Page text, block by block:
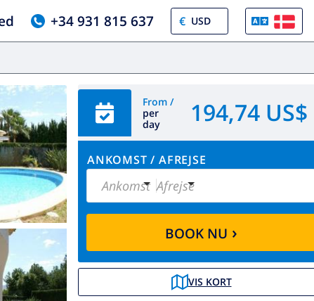
+34 931 815 637 €
From /
per
day
194,74 US$
ANKOMST / AFREJSE
Ankomst Afrejse
BOOK NU ›
VIS KORT